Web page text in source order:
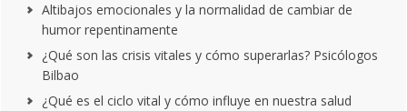
Altibajos emocionales y la normalidad de cambiar de
humor repentinamente
¿Qué son las crisis vitales y cómo superarlas? Psicólogos
Bilbao
¿Qué es el ciclo vital y cómo influye en nuestra salud